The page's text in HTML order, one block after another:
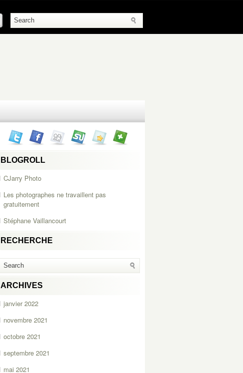
BLOGROLL
CJarry Photo
Les photographes ne travaillent pas
gratuitement
Stéphane Vaillancourt
RECHERCHE
ARCHIVES
janvier 2022
novembre 2021
octobre 2021
septembre 2021
mai 2021